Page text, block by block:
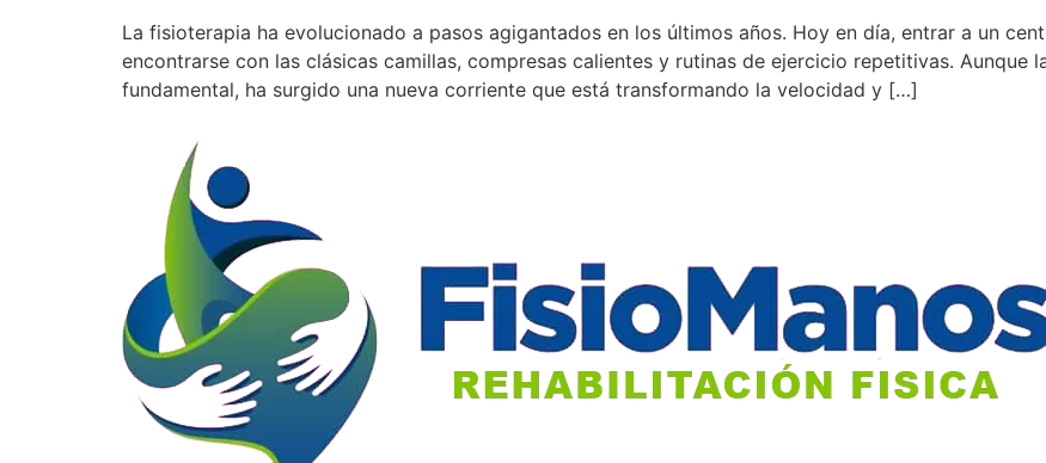
La fisioterapia ha evolucionado a pasos agigantados en los últimos años. Hoy en día, entrar a un
encontrarse con las clásicas camillas, compresas calientes y rutinas de ejercicio repetitivas. Aunque
fundamental, ha surgido una nueva corriente que está transformando la velocidad y […]